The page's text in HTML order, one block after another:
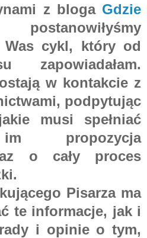
z bloga Gdzie
cykl, który od
zapowiadałam.
w kontakcie z
podpytując
musi spełniać
im propozycja
o cały proces
Pisarza ma
te informacje, jak i
i opinie o tym,